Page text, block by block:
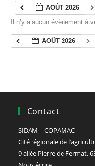
AOÛT 2026
Il n’y a aucun évènement à
AOÛT 2026
Contact
SIDAM – COPAMAC
Cité régionale de
9 allée Pierre de Fermat,